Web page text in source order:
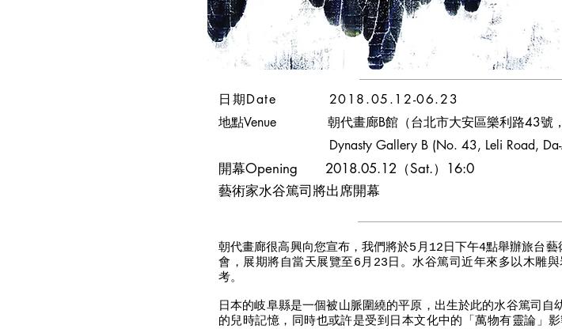
日期Date 2018.05.12-06.23
地點Venue 朝代畫廊B館（台北市大安區樂利路43號，
Dynasty Gallery B (No. 43, Leli Road, Da-An
開幕Opening 2018.05.12（Sat.）16:0
​藝術家水谷篤司將出席開幕
朝代畫廊很高興向您宣布，我們將於5月12日下午4點舉辦旅台
會，展期將自當天展覽至6月23日。水谷篤司近年來多以木雕
考。
日本的岐阜縣是一個被山脈圍繞的平原，出生於此的水谷篤司
的兒時記憶，同時也或許是受到日本文化中的「萬物有靈論」